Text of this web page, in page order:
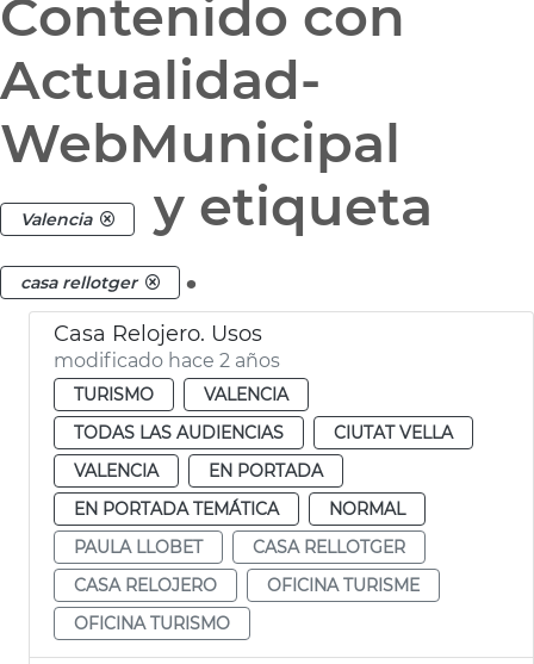
Contenido con
Actualidad-
WebMunicipal
Valencia y etiqueta
casa rellotger .
Casa Relojero. Usos
modificado hace 2 años
TURISMO
VALENCIA
TODAS LAS AUDIENCIAS
CIUTAT VELLA
VALENCIA
EN PORTADA
EN PORTADA TEMÁTICA
NORMAL
PAULA LLOBET
CASA RELLOTGER
CASA RELOJERO
OFICINA TURISME
OFICINA TURISMO